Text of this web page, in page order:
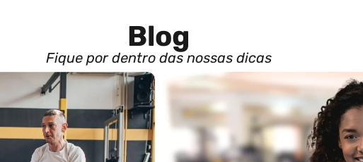
Blog
Fique por dentro das nossas dicas